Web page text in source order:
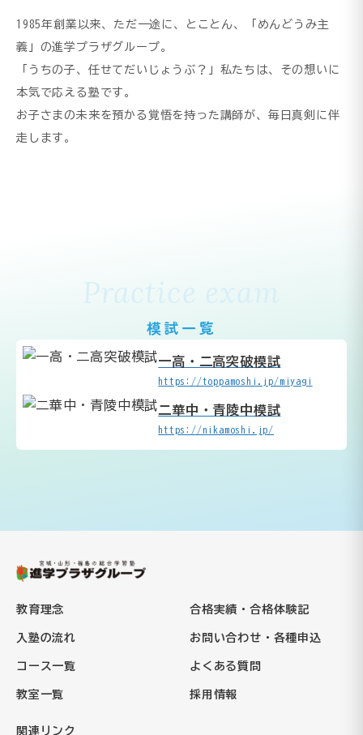
1985年創業以来、ただ一途に、とことん、「めんどうみ主
義」の進学プラザグループ。
「うちの子、任せてだいじょうぶ？」私たちは、その想いに
本気で応える塾です。
お子さまの未来を預かる覚悟を持った講師が、毎日真剣に伴
走します。
Practice exam
模試一覧
一高・二高突破模試
https://toppamoshi.jp/miyagi
二華中・青陵中模試
https://nikamoshi.jp/
教育理念
入塾の流れ
コース一覧
教室一覧
合格実績・合格体験記
お問い合わせ・各種申込
よくある質問
採用情報
関連リンク